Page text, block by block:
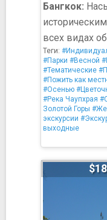
Бангкок:
всех видах
Теги:
#Парки #Весной
#Тематические
#Пожить как
#Осенью
#Река Чаупхрая
Золотой Горы
экскурсии
выходные